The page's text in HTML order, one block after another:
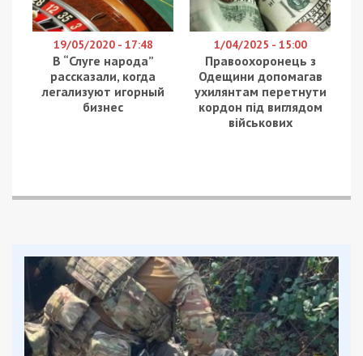
19/05/2020 - 17:48
В “Слуге народа”
рассказали, когда
легализуют игорный
бизнес
1/04/2025 - 15:00
Правоохоронець з
Одещини допомагав
ухилянтам перетнути
кордон під виглядом
військових